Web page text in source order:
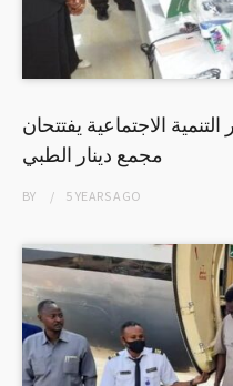
الاجتماعية يفتتحان
مجمع دينار الطبي
BY 5 YEARSAGO